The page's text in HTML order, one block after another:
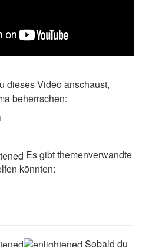
dieses Video anschaust,
beherrschen:
Es gibt themenverwandte
könnten:
Sobald du